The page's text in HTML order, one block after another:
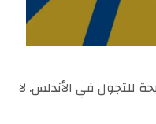
للتجول في الأندلس. لا